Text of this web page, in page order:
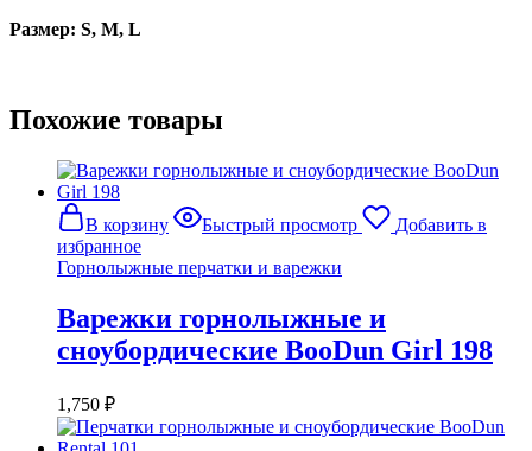
Размер: S, M, L
Похожие товары
В корзину Быстрый просмотр
Добавить в
избранное
Горнолыжные перчатки и варежки
Варежки горнолыжные и
сноубордические BooDun Girl 198
1,750 ₽